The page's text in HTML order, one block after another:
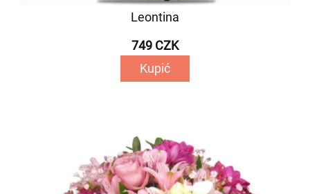
Leontina
749 CZK
Kupić